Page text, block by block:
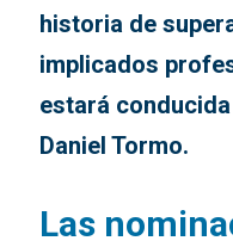
historia de
implicados
estará
Daniel Tormo.
Las